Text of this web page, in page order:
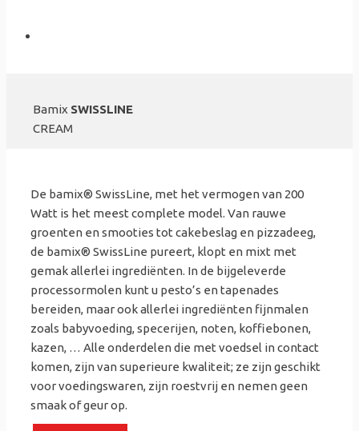
Bamix SWISSLINE
CREAM
De bamix® SwissLine, met het vermogen van 200
Watt is het meest complete model. Van rauwe
groenten en smooties tot cakebeslag en pizzadeeg,
de bamix® SwissLine pureert, klopt en mixt met
gemak allerlei ingrediënten. In de bijgeleverde
processormolen kunt u pesto’s en tapenades
bereiden, maar ook allerlei ingrediënten fijnmalen
zoals babyvoeding, specerijen, noten, koffiebonen,
kazen, … Alle onderdelen die met voedsel in contact
komen, zijn van superieure kwaliteit; ze zijn geschikt
voor voedingswaren, zijn roestvrij en nemen geen
smaak of geur op.